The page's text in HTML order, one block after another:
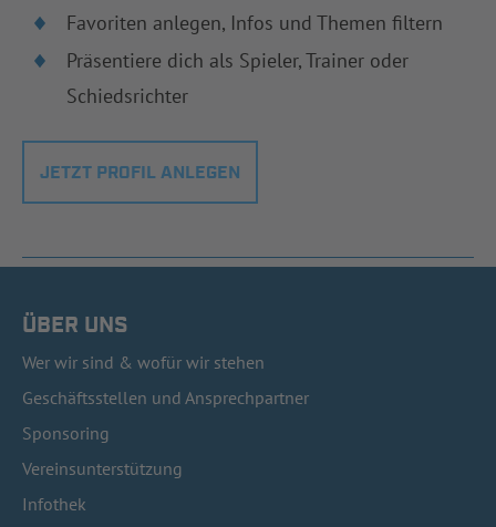
Favoriten anlegen, Infos und Themen filtern
Präsentiere dich als Spieler, Trainer oder
Schiedsrichter
JETZT PROFIL ANLEGEN
ÜBER UNS
Wer wir sind & wofür wir stehen
Geschäftsstellen und Ansprechpartner
Sponsoring
Vereinsunterstützung
Infothek